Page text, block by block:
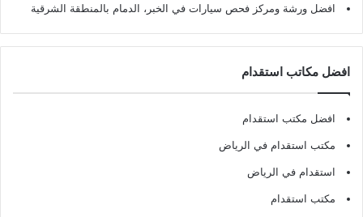
افضل ورشة ومركز فحص سيارات في الخبر، الدمام بالمنطقة الشرقية
افضل مكاتب استقدام
افضل مكتب استقدام
مكتب استقدام في الرياض
استقدام في الرياض
مكتب استقدام